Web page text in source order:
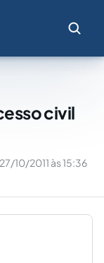
civil
27/10/2011 às 15:36